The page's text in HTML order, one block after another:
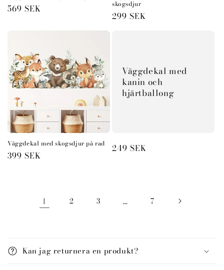
Ordinarie
569 SEK skogsdjur
Ordinarie
299 SEK
Väggdekal med skogsdjur på rad
Ordinarie
399 SEK
Väggdekal med
kanin och
hjärtballong
Ordinarie
249 SEK
1 2 3 … 7
n
n
Kan jag returnera en produkt?